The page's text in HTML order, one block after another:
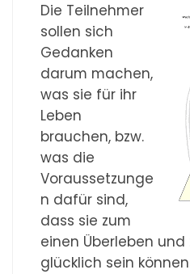
Die Teilnehmer
sollen sich
Gedanken
darum machen,
was sie für ihr
Leben
brauchen, bzw.
was die
Voraussetzunge
n dafür sind,
dass sie zum
einen Überleben
glücklich sein